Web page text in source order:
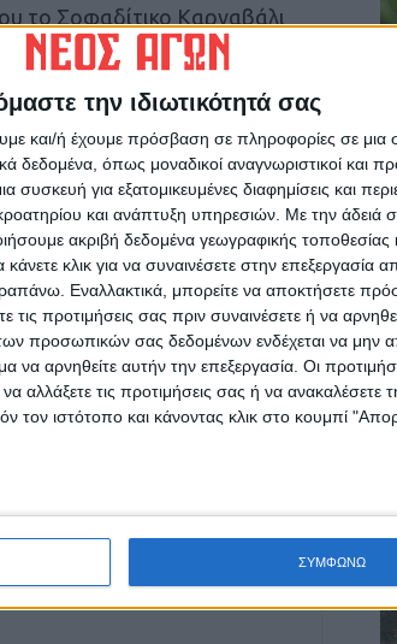
την ιδιωτικότητά σας
και/ή έχουμε πρόσβαση σε πληροφορίες σε
δεδομένα, όπως μοναδικοί αναγνωριστικοί και
για εξατομικευμένες διαφημίσεις και
και ανάπτυξη υπηρεσιών. Με την άδειά
ακριβή δεδομένα γεωγραφικής τοποθεσίας
κλικ για να συναινέσετε στην επεξεργασία
Εναλλακτικά, μπορείτε να αποκτήσετε
τις προτιμήσεις σας πριν συναινέσετε ή να
προσωπικών σας δεδομένων ενδέχεται να μην
να αρνηθείτε αυτήν την επεξεργασία. Οι
αλλάξετε τις προτιμήσεις σας ή να ανακαλέσετε
τον ιστότοπο και κάνοντας κλικ στο κουμπί
ΣΥΜΦΩΝΩ
το Σοφαδίτικο Καρναβάλι
των αποκριάτικων
ευρύτερη περιοχή.!
στο Google News!
ευρύτερα της Θεσσαλίας
ΕΠΟΜΕΝΟ ΑΡΘΡΟ